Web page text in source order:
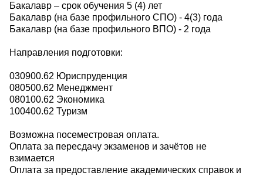
Бакалавр – срок обучения 5 (4) лет
Бакалавр (на базе профильного СПО) - 4(3) года
Бакалавр (на базе профильного ВПО) - 2 года
Направления подготовки:
030900.62 Юриспруденция
080500.62 Менеджмент
080100.62 Экономика
100400.62 Туризм
Возможна посеместровая оплата.
Оплата за пересдачу экзаменов и зачётов не
взимается
Оплата за предоставление академических справок и